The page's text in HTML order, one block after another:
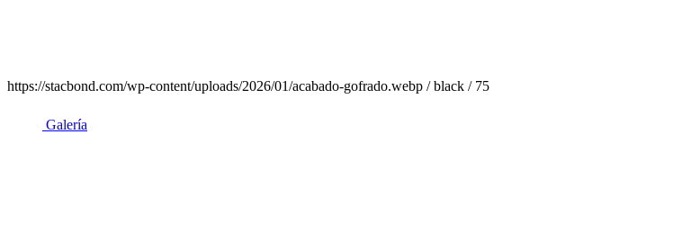
https://stacbond.com/wp-content/uploads/2026/01/acabado-gofrado.webp / black / 75
Galería